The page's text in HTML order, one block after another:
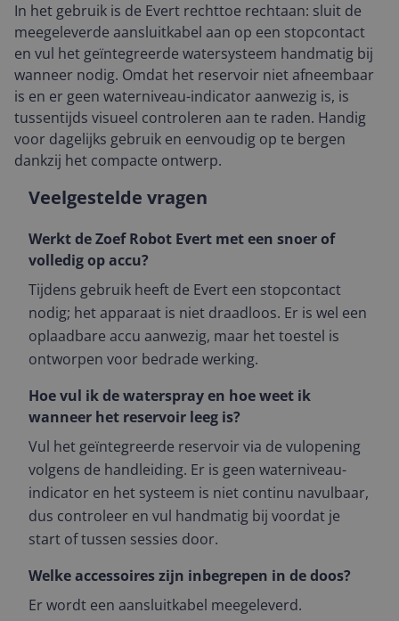
In het gebruik is de Evert rechttoe rechtaan: sluit de
meegeleverde aansluitkabel aan op een stopcontact
en vul het geïntegreerde watersysteem handmatig bij
wanneer nodig. Omdat het reservoir niet afneembaar
is en er geen waterniveau-indicator aanwezig is, is
tussentijds visueel controleren aan te raden. Handig
voor dagelijks gebruik en eenvoudig op te bergen
dankzij het compacte ontwerp.
Veelgestelde vragen
Werkt de Zoef Robot Evert met een snoer of
volledig op accu?
Tijdens gebruik heeft de Evert een stopcontact
nodig; het apparaat is niet draadloos. Er is wel een
oplaadbare accu aanwezig, maar het toestel is
ontworpen voor bedrade werking.
Hoe vul ik de waterspray en hoe weet ik
wanneer het reservoir leeg is?
Vul het geïntegreerde reservoir via de vulopening
volgens de handleiding. Er is geen waterniveau-
indicator en het systeem is niet continu navulbaar,
dus controleer en vul handmatig bij voordat je
start of tussen sessies door.
Welke accessoires zijn inbegrepen in de doos?
Er wordt een aansluitkabel meegeleverd.